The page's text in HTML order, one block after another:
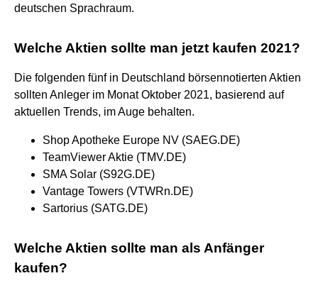
deutschen Sprachraum.
Welche Aktien sollte man jetzt kaufen 2021?
Die folgenden fünf in Deutschland börsennotierten Aktien
sollten Anleger im Monat Oktober 2021, basierend auf
aktuellen Trends, im Auge behalten.
Shop Apotheke Europe NV (SAEG.DE)
TeamViewer Aktie (TMV.DE)
SMA Solar (S92G.DE)
Vantage Towers (VTWRn.DE)
Sartorius (SATG.DE)
Welche Aktien sollte man als Anfänger
kaufen?